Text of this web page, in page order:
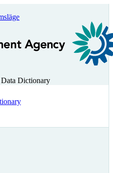
Dictionary